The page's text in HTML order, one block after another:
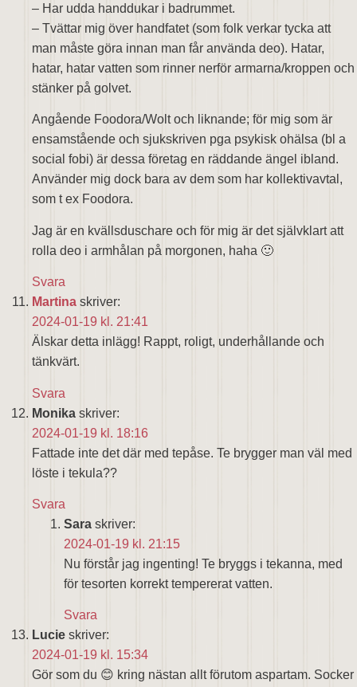
– Har udda handdukar i badrummet.
– Tvättar mig över handfatet (som folk verkar tycka att
man måste göra innan man får använda deo). Hatar,
hatar, hatar vatten som rinner nerför armarna/kroppen och
stänker på golvet.
Angående Foodora/Wolt och liknande; för mig som är
ensamstående och sjukskriven pga psykisk ohälsa (bl a
social fobi) är dessa företag en räddande ängel ibland.
Använder mig dock bara av dem som har kollektivavtal,
som t ex Foodora.
Jag är en kvällsduschare och för mig är det självklart att
rolla deo i armhålan på morgonen, haha 🙂
Svara
Martina skriver:
2024-01-19 kl. 21:41
Älskar detta inlägg! Rappt, roligt, underhållande och
tänkvärt.
Svara
Monika skriver:
2024-01-19 kl. 18:16
Fattade inte det där med tepåse. Te brygger man väl med
löste i tekula??
Svara
Sara skriver:
2024-01-19 kl. 21:15
Nu förstår jag ingenting! Te bryggs i tekanna, med
för tesorten korrekt tempererat vatten.
Svara
Lucie skriver:
2024-01-19 kl. 15:34
Gör som du 😊 kring nästan allt förutom aspartam. Socker